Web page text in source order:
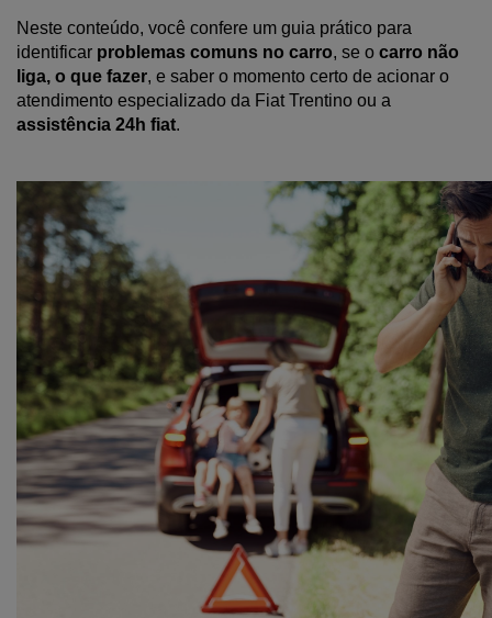
Neste conteúdo, você confere um guia prático para
identificar problemas comuns no carro, se o carro não
liga, o que fazer, e saber o momento certo de acionar o
assistência 24h fiat.